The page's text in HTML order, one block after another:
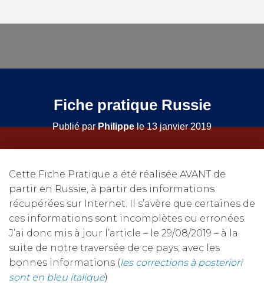
Fiche pratique Russie
Publié parPhilippele13 janvier 2019
Cette Fiche Pratique a été réalisée AVANT de
partir en Russie, à partir des informations
récupérées sur Internet. Il s’avère que certaines de
ces informations sont incomplètes ou erronées.
J’ai donc mis à jour l’article – le 29/08/2019 – à la
suite de notre traversée de ce pays, avec les
bonnes informations (les corrections à posteriori
sont en bleu italique)